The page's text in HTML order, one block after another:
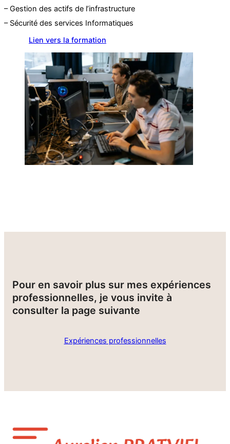
– Gestion des actifs de l’infrastructure
– Sécurité des services Informatiques
Lien vers la formation
Pour en savoir plus sur mes expériences
professionnelles, je vous invite à
consulter la page suivante
Expériences professionnelles